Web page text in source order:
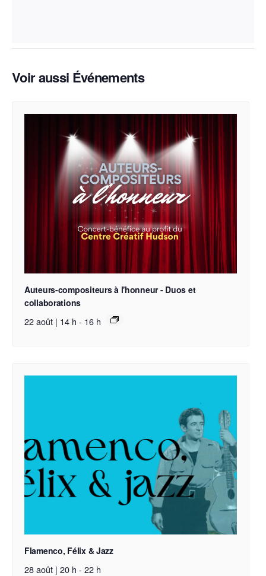
Voir aussi Événements
Auteurs-compositeurs à l'honneur - Duos et
collaborations
22 août | 14 h - 16 h
Flamenco, Félix & Jazz
28 août | 20 h - 22 h